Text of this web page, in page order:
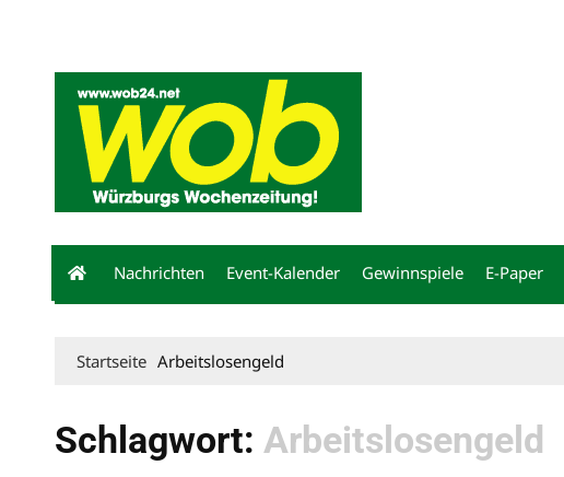
Nachrichten Event-Kalender Gewinnspiele E-Paper
Startseite Arbeitslosengeld
Schlagwort: Arbeitslosengeld